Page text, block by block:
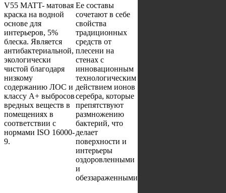
V55 MATT- матовая
краска на водной
основе для
интерьеров, 5%
блеска. Является
антибактериальной,
экологически
чистой благодаря
низкому
содержанию ЛОС и
классу A+ выбросов
вредных веществ в
помещениях в
соответствии с
нормами ISO 16000-
9.
Ее составы
сочетают в себе
свойства
традиционных
средств от
плесени на
стенах с
инновационным
технологическим
действием ионов
серебра, которые
препятствуют
размножению
бактерий, что
делает
поверхности и
интерьеры
оздоровленными
и
обеззараженными